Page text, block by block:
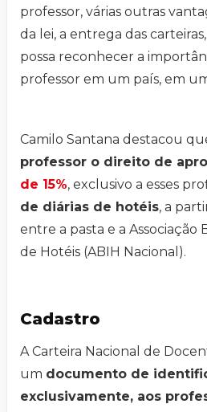
professor, várias outras
da lei, a entrega das
possa reconhecer a
professor em um país, em
Camilo Santana destacou
professor o direito de
de 15%, exclusivo a esses
de diárias de hotéis, a
entre a pasta e a Associação
de Hotéis (ABIH Nacional).
Cadastro
A Carteira Nacional de
um documento de
exclusivamente, aos